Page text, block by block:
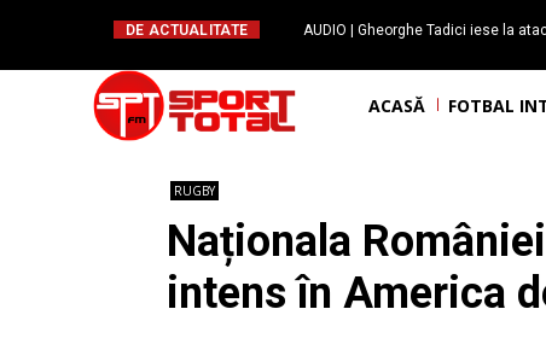
DE ACTUALITATE
AUDIO | Gheorghe Tadici iese la
ACASĂ FOTBAL
RUGBY
Naționala
intens în America